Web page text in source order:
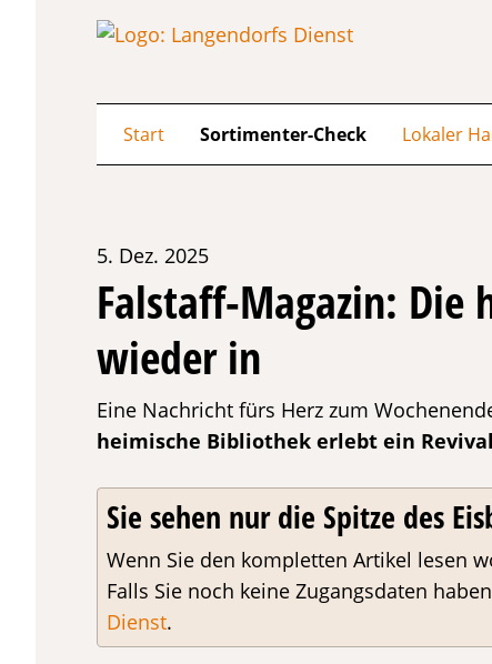
Start Sortimenter-Check Lokaler
5. Dez. 2025
Falstaff-Magazin:
wieder in
Eine Nachricht fürs Herz zum
heimische Bibliothek erlebt ein Revival
Sie sehen nur die Spitze des
Wenn Sie den kompletten Artikel lesen
Falls Sie noch keine Zugangsdaten
Dienst.